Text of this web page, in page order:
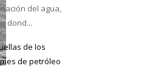
del agua,
dond...
de los
de petróleo